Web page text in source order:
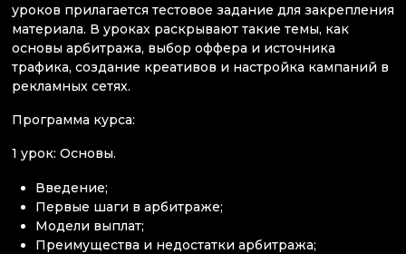
уроков прилагается тестовое задание для закрепления
материала. В уроках раскрывают такие темы, как
основы арбитража, выбор оффера и источника
трафика, создание креативов и настройка кампаний в
рекламных сетях.
Программа курса:
1 урок: Основы.
Введение;
Первые шаги в арбитраже;
Модели выплат;
Преимущества и недостатки арбитража;